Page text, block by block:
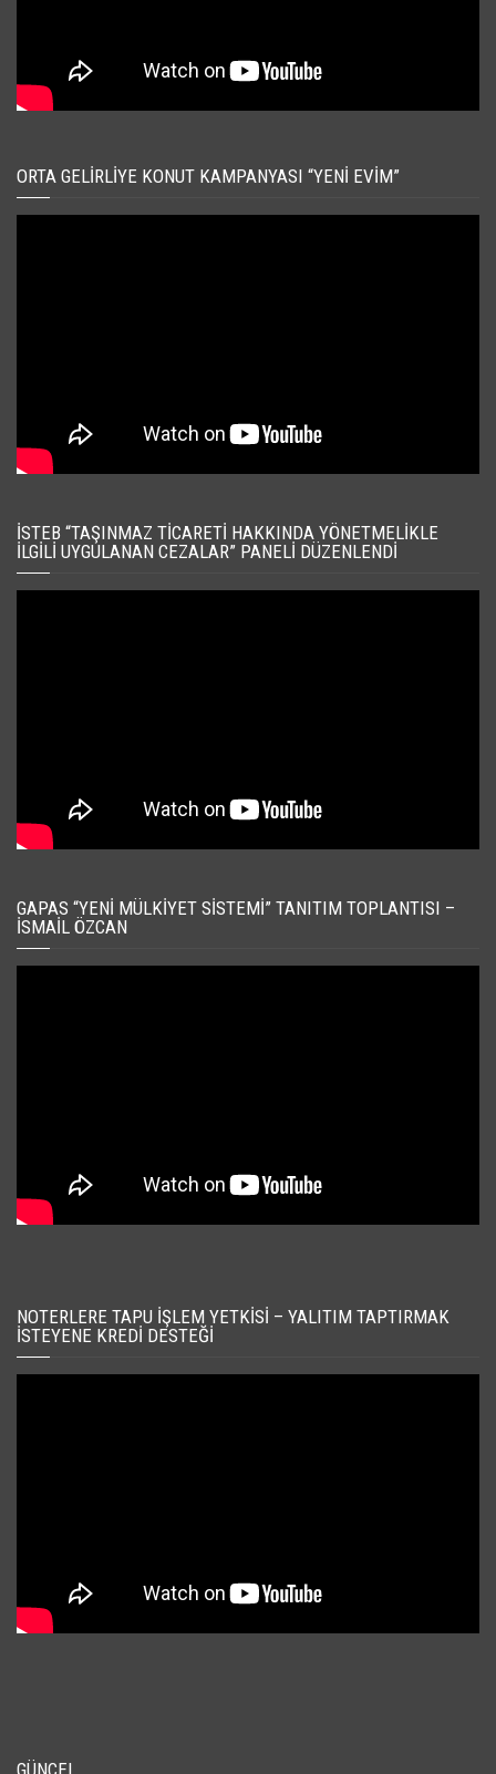
ORTA GELIRLIYE KONUT KAMPANYASI “YENI EVIM”
İSTEB “TAŞINMAZ TICARETI HAKKINDA YÖNETMELIKLE
İLGILI UYGULANAN CEZALAR” PANELI DÜZENLENDI
GAPAS “YENI MÜLKIYET SISTEMI” TANITIM TOPLANTISI –
İSMAIL ÖZCAN
NOTERLERE TAPU İŞLEM YETKISI – YALITIM TAPTIRMAK
İSTEYENE KREDI DESTEĞI